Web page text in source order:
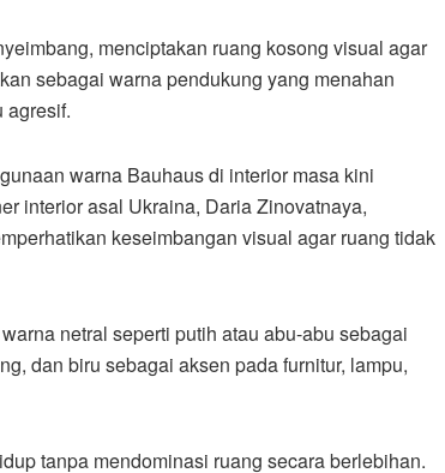
menciptakan ruang kosong visual agar
sebagai warna pendukung yang menahan
agresif.
warna Bauhaus di interior masa kini
interior asal Ukraina, Daria Zinovatnaya,
keseimbangan visual agar ruang tidak
netral seperti putih atau abu-abu sebagai
dan biru sebagai aksen pada furnitur, lampu,
tanpa mendominasi ruang secara berlebihan.